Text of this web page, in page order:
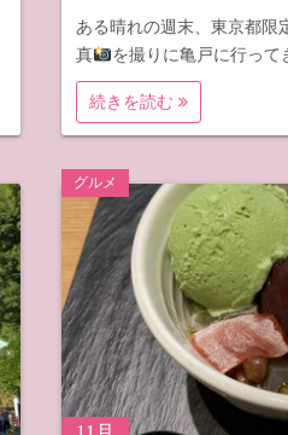
ある晴れの週末、東京都限
真
を撮りに亀戸に行っ
続きを読む
グルメ